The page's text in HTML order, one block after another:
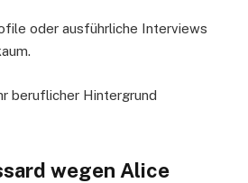
oder ausführliche Interviews
beruflicher Hintergrund
wegen Alice